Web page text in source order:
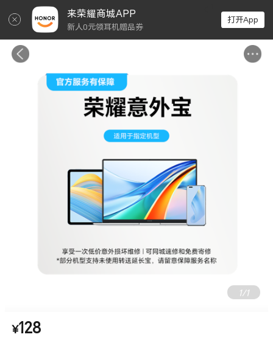
来荣耀商城APP
新人0元领耳机赠品券
打开App
1/1
支持荣耀Power、X70i、畅玩60、畅玩60m、荣耀X60、畅玩40 Pl
us、X50i、Play8T
¥128